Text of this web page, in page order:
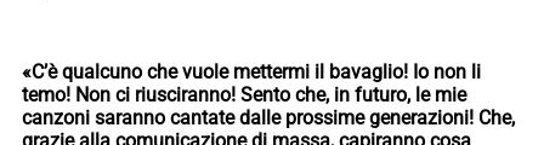
«C’è qualcuno che vuole mettermi il bavaglio! Io non li
temo! Non ci riusciranno! Sento che, in futuro, le mie
canzoni saranno cantate dalle prossime generazioni! Che,
grazie alla comunicazione di massa, capiranno cosa